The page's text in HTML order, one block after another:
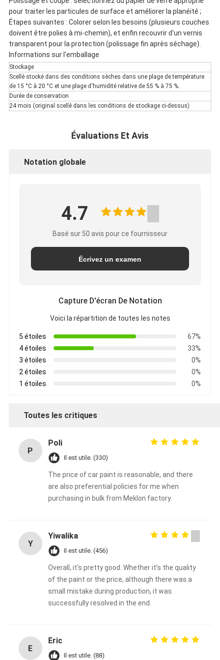
pour traiter les particules de surface et améliorer la planéité ;
Étapes suivantes : Colorer selon les besoins (plusieurs couches
doivent être polies à mi-chemin), et enfin recouvrir d'un vernis
transparent pour la protection (polissage fin après séchage).
Informations sur l'emballage
Stockage
Scellé stocké dans des conditions sèches dans une plage de température
de 15 °C à 20 °C et une plage d'humidité relative de 55 % à 75 %.
Durée de conservation
24 mois (original scellé dans les conditions de stockage ci-dessus)
Évaluations Et Avis
Notation globale
4.7
Basé sur 50 avis pour ce fournisseur
Écrivez un examen
Capture D'écran De Notation
Voici la répartition de toutes les notes
5 étoiles
67%
4 étoiles
33%
3 étoiles
0%
2 étoiles
0%
1 étoiles
0%
Toutes les critiques
P
Poli
Il est utile. (330)
The price of car paint is reasonable, and there
are also preferential policies for me when
purchasing in bulk from Meklon factory.
Y
Yiwalika
Il est utile. (456)
Overall, it's pretty good. Whether it's the quality
of the paint or the price, although there was a
small mistake during production, it was
successfully resolved in the end.
E
Eric
Il est utile. (88)